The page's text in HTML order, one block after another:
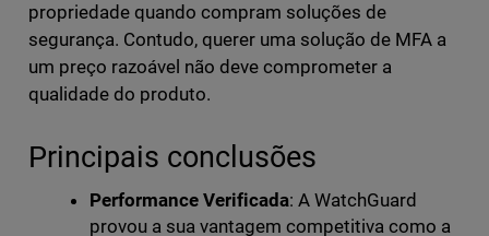
propriedade quando compram soluções de
segurança. Contudo, querer uma solução de MFA a
um preço razoável não deve comprometer a
qualidade do produto.
Principais conclusões
Performance Verificada: A WatchGuard
provou a sua vantagem competitiva como a